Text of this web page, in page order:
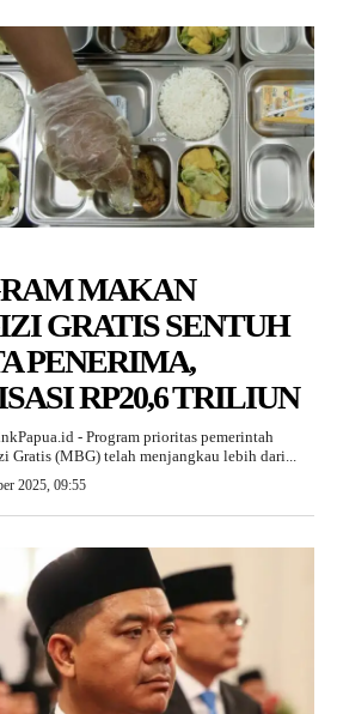
MAKAN
GRATIS SENTUH
PENERIMA,
RP20,6 TRILIUN
- Program prioritas pemerintah
Gratis (MBG) telah menjangkau lebih dari...
2025, 09:55